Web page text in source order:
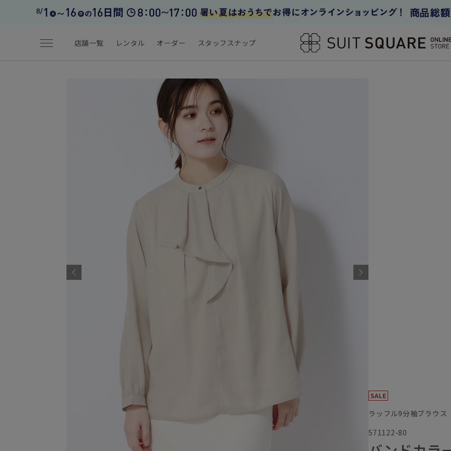
menu 店舗一覧 レンタル オーダー スタッフスナップ
ラッフル9分袖ブラウス
571122-80